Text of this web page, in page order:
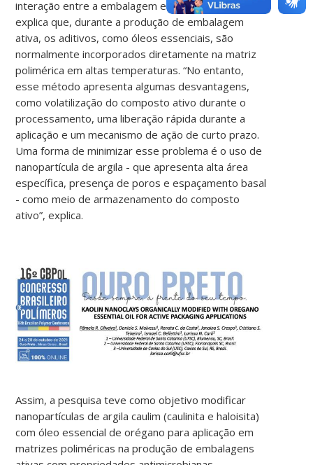
interação entre a embalagem e o produto. Pâmela
explica que, durante a produção de embalagem
ativa, os aditivos, como óleos essenciais, são
normalmente incorporados diretamente na matriz
polimérica em altas temperaturas. “No entanto,
esse método apresenta algumas desvantagens,
como volatilização do composto ativo durante o
processamento, uma liberação rápida durante a
aplicação e um mecanismo de ação de curto prazo.
Uma forma de minimizar esse problema é o uso de
nanopartícula de argila - que apresenta alta área
específica, presença de poros e espaçamento basal
- como meio de armazenamento do composto
ativo”, explica.
Assim, a pesquisa teve como objetivo modificar
nanopartículas de argila caulim (caulinita e haloisita)
com óleo essencial de orégano para aplicação em
matrizes poliméricas na produção de embalagens